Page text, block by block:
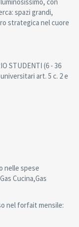
con
spazi grandi,
strategica nel cuore
STUDENTI (6 - 36
art. 5 c. 2 e
nelle spese
Cucina,Gas
nel forfait mensile: